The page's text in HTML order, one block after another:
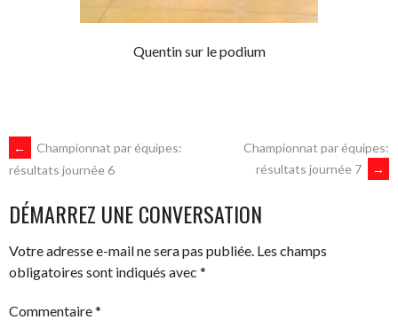
Quentin sur le podium
NAVIGATION
DES
ARTICLES
←
Championnat par équipes:
résultats journée 6
Championnat par équipes:
résultats journée 7
→
DÉMARREZ UNE CONVERSATION
Votre adresse e-mail ne sera pas publiée. Les champs
obligatoires sont indiqués avec *
Commentaire*